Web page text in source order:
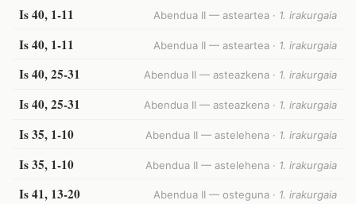
Is 40, 1-11 Abendua II — asteartea · 1. irakurgaia
Is 40, 1-11 Abendua II — asteartea · 1. irakurgaia
Is 40, 25-31 Abendua II — asteazkena · 1. irakurgaia
Is 40, 25-31 Abendua II — asteazkena · 1. irakurgaia
Is 35, 1-10 Abendua II — astelehena · 1. irakurgaia
Is 35, 1-10 Abendua II — astelehena · 1. irakurgaia
Is 41, 13-20 Abendua II — osteguna · 1. irakurgaia